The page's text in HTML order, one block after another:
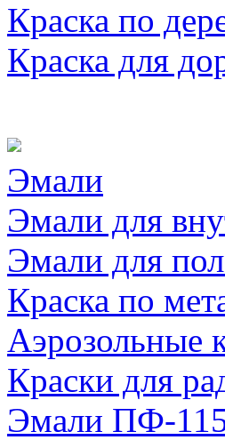
Краска по
Краска для
Эмали
Эмали для
Эмали для
Краска по
Аэрозольные
Краски для
Эмали ПФ-